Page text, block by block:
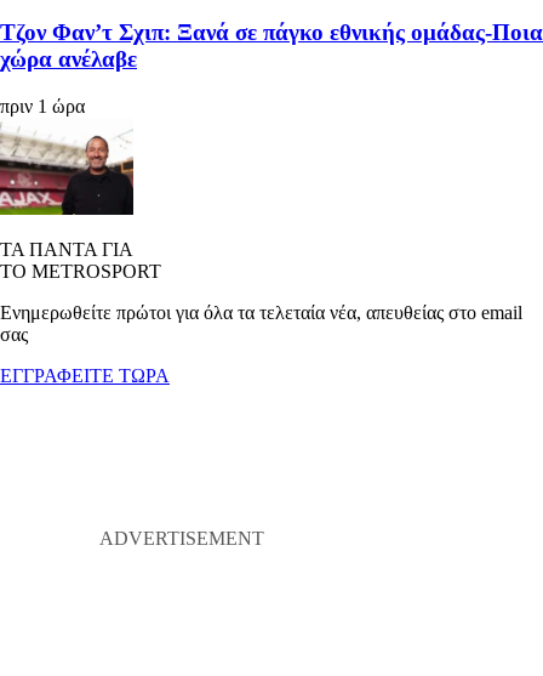
Τζον Φαν’τ Σχιπ: Ξανά σε πάγκο εθνικής ομάδας-Ποια
χώρα ανέλαβε
πριν 1 ώρα
ΤΑ ΠΑΝΤΑ ΓΙΑ
ΤΟ METROSPORT
Ενημερωθείτε πρώτοι για όλα τα τελεταία νέα, απευθείας στο email
σας
ΕΓΓΡΑΦΕΙΤΕ ΤΩΡΑ